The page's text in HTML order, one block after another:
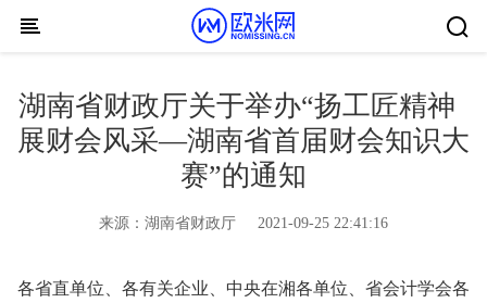
Skip to content
湖南省财政厅关于举办“扬工匠精神
展财会风采—湖南省首届财会知识大
赛”的通知
来源： 湖南省财政厅 2021-09-25 22:41:16
各省直单位、各有关企业、中央在湘各单位、省会计学会各